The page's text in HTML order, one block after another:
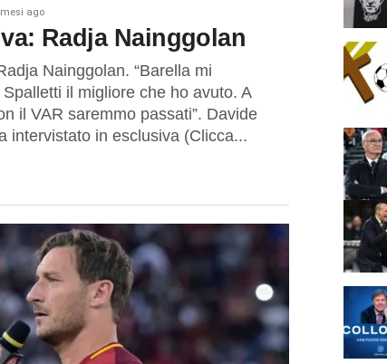
ago
Radja Nainggolan
Nainggolan. “Barella mi
il migliore che ho avuto. A
il VAR saremmo passati”. Davide
intervistato in esclusiva (Clicca...